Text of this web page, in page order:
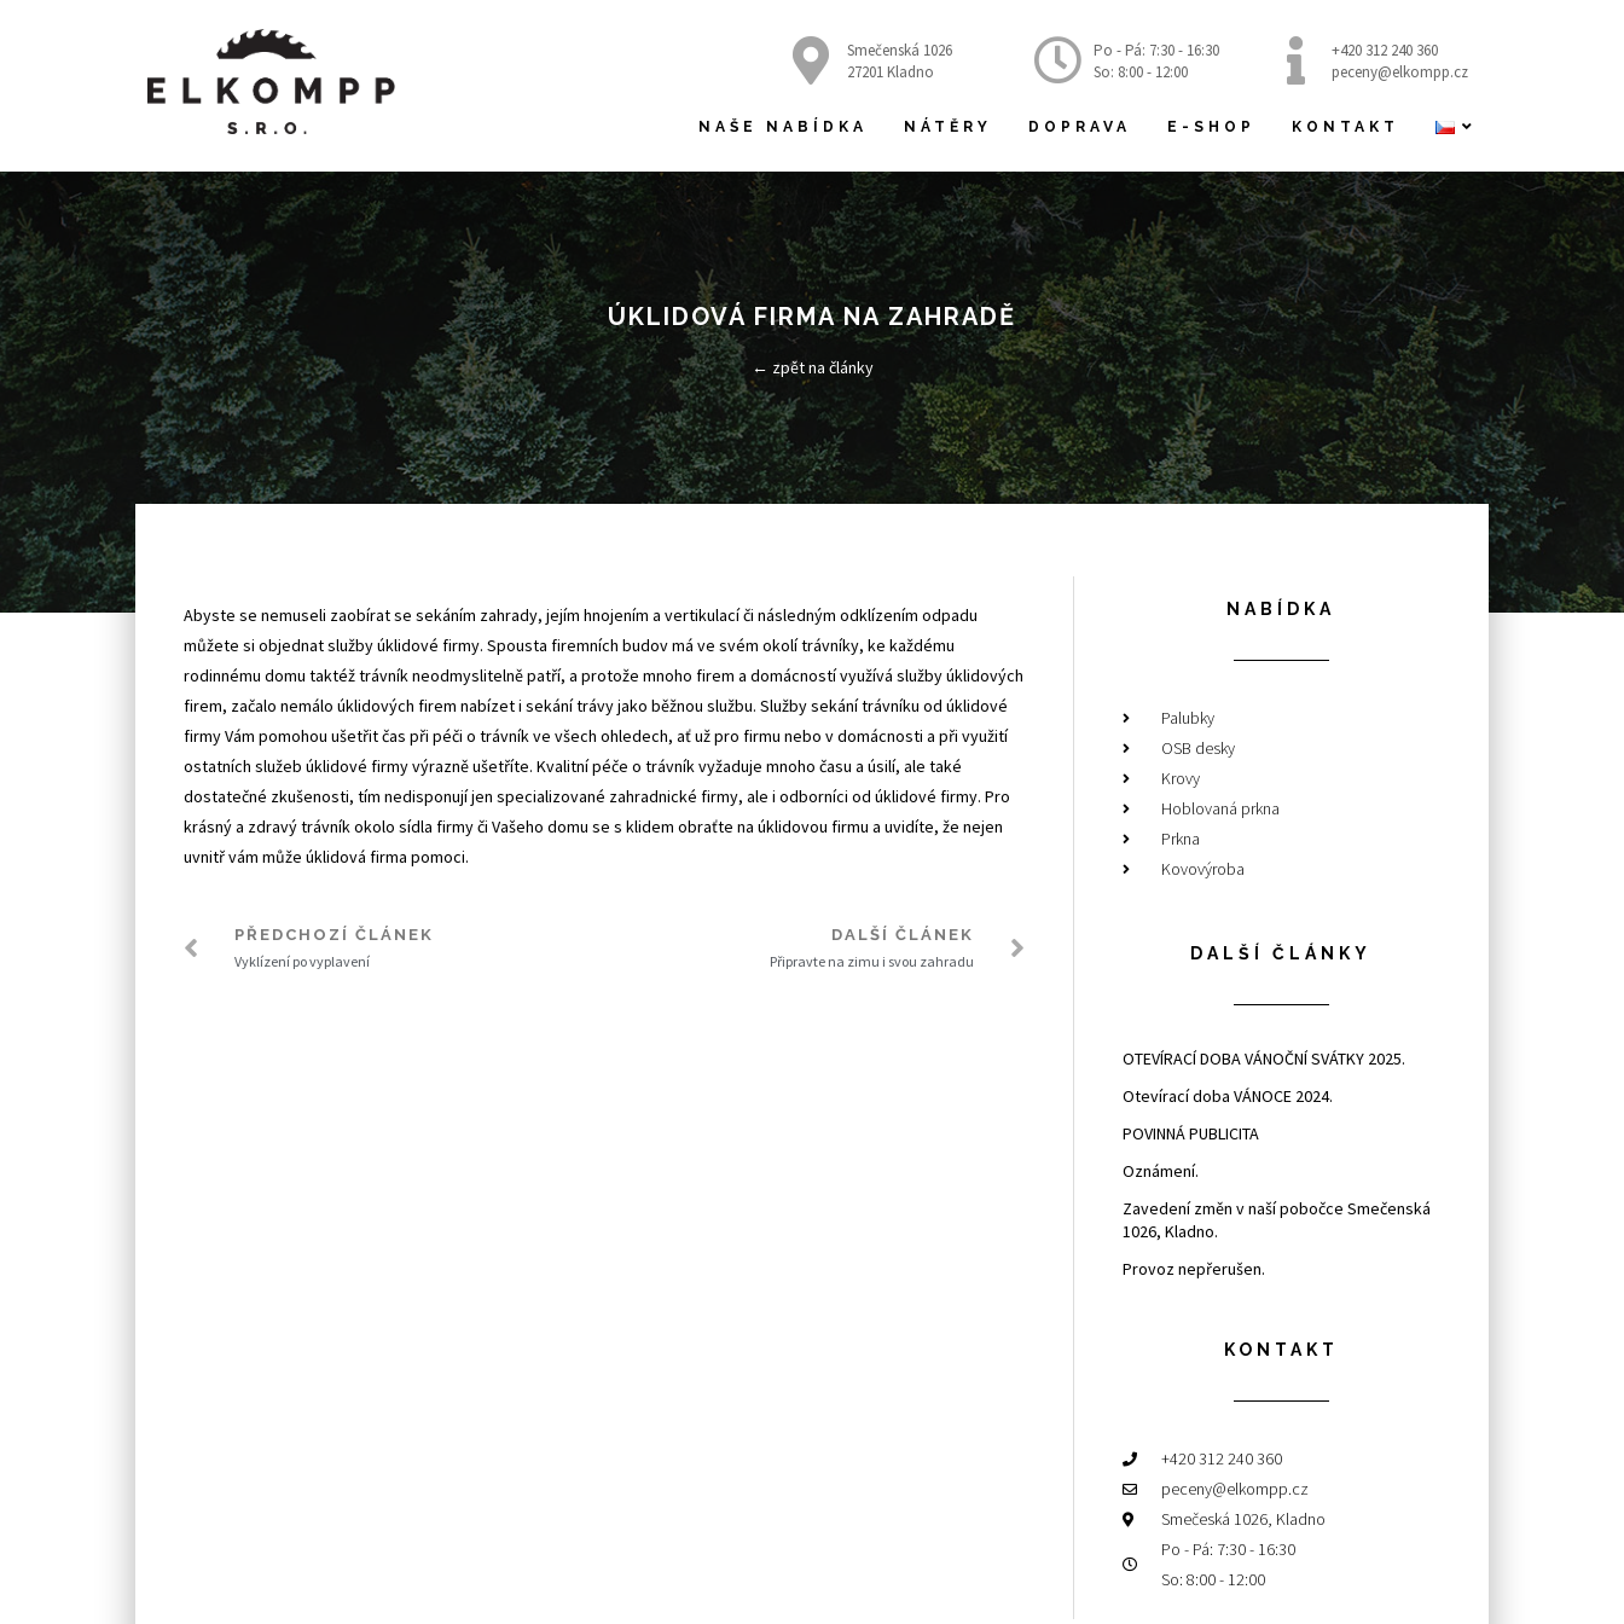
Smečenská 1026
27201 Kladno
Po - Pá: 7:30 - 16:30
So: 8:00 - 12:00
+420 312 240 360
peceny@elkompp.cz
NAŠE NABÍDKA NÁTĚRY DOPRAVA E-SHOP KONTAKT
ÚKLIDOVÁ FIRMA NA ZAHRADĚ
← zpět na články
Abyste se nemuseli zaobírat se sekáním zahrady, jejím hnojením a vertikulací či následným odklízením odpadu
můžete si objednat služby úklidové firmy. Spousta firemních budov má ve svém okolí trávníky, ke každému
rodinnému domu taktéž trávník neodmyslitelně patří, a protože mnoho firem a domácností využívá služby úklidových
firem, začalo nemálo úklidových firem nabízet i sekání trávy jako běžnou službu. Služby sekání trávníku od úklidové
firmy Vám pomohou ušetřit čas při péči o trávník ve všech ohledech, ať už pro firmu nebo v domácnosti a při využití
ostatních služeb úklidové firmy výrazně ušetříte. Kvalitní péče o trávník vyžaduje mnoho času a úsilí, ale také
dostatečné zkušenosti, tím nedisponují jen specializované zahradnické firmy, ale i odborníci od úklidové firmy. Pro
krásný a zdravý trávník okolo sídla firmy či Vašeho domu se s klidem obraťte na úklidovou firmu a uvidíte, že nejen
uvnitř vám může úklidová firma pomoci.
PŘEDCHOZÍ ČLÁNEK
Vyklízení po vyplavení
DALŠÍ ČLÁNEK
Připravte na zimu i svou zahradu
NABÍDKA
Palubky
OSB desky
Krovy
Hoblovaná prkna
Prkna
Kovovýroba
DALŠÍ ČLÁNKY
OTEVÍRACÍ DOBA VÁNOČNÍ SVÁTKY 2025.
Otevírací doba VÁNOCE 2024.
POVINNÁ PUBLICITA
Oznámení.
Zavedení změn v naší pobočce Smečenská
1026, Kladno.
Provoz nepřerušen.
KONTAKT
+420 312 240 360
peceny@elkompp.cz
Smečeská 1026, Kladno
Po - Pá: 7:30 - 16:30
So: 8:00 - 12:00